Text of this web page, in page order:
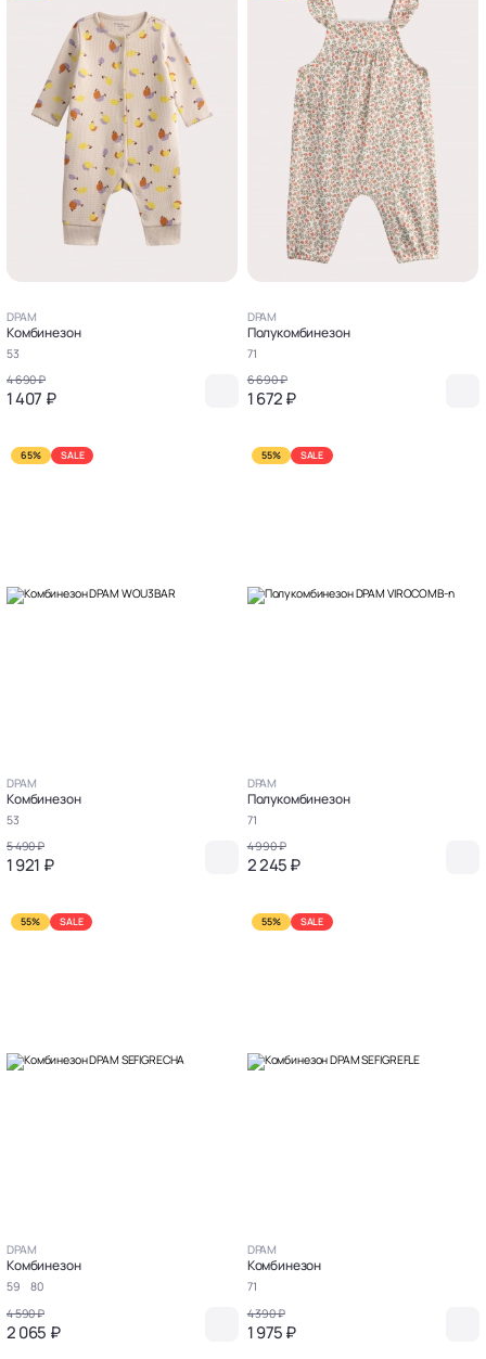
DPAM
Комбинезон
53
4 690 ₽
1 407 ₽
DPAM
Полукомбинезон
71
6 690 ₽
1 672 ₽
65% SALE
DPAM
Комбинезон
53
5 490 ₽
1 921 ₽
55% SALE
DPAM
Полукомбинезон
71
4 990 ₽
2 245 ₽
55% SALE
DPAM
Комбинезон
59
80
4 590 ₽
2 065 ₽
55% SALE
DPAM
Комбинезон
71
4 390 ₽
1 975 ₽